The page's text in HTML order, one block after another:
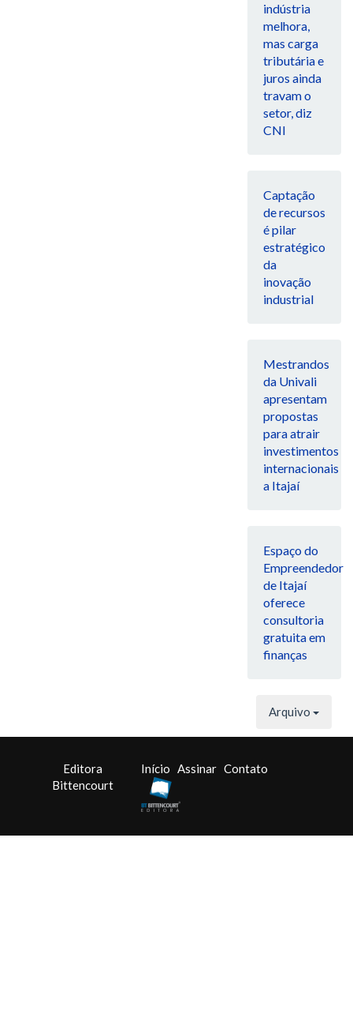
indústria
melhora,
mas carga
tributária e
juros ainda
travam o
setor, diz
CNI
Captação
de recursos
é pilar
estratégico
da
inovação
industrial
Mestrandos
da Univali
apresentam
propostas
para atrair
investimentos
internacionais
a Itajaí
Espaço do
Empreendedor
de Itajaí
oferece
consultoria
gratuita em
finanças
Arquivo
Editora
Bittencourt
Início Assinar Contato